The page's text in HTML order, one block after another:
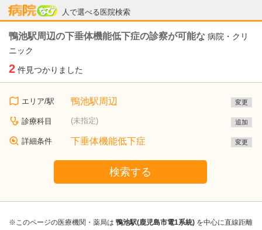
人で選べる医院検索
病院なび
鴨池駅周辺の下垂体機能低下症の診察が可能な 病院・クリ
ニック
2 件見つかりました
エリア/駅 鴨池駅周辺 変更
診療科目 (未指定) 追加
詳細条件 下垂体機能低下症 変更
検索する
※このページの医療機関・薬局は 鴨池駅(鹿児島市電1系統) を中心に直線距離